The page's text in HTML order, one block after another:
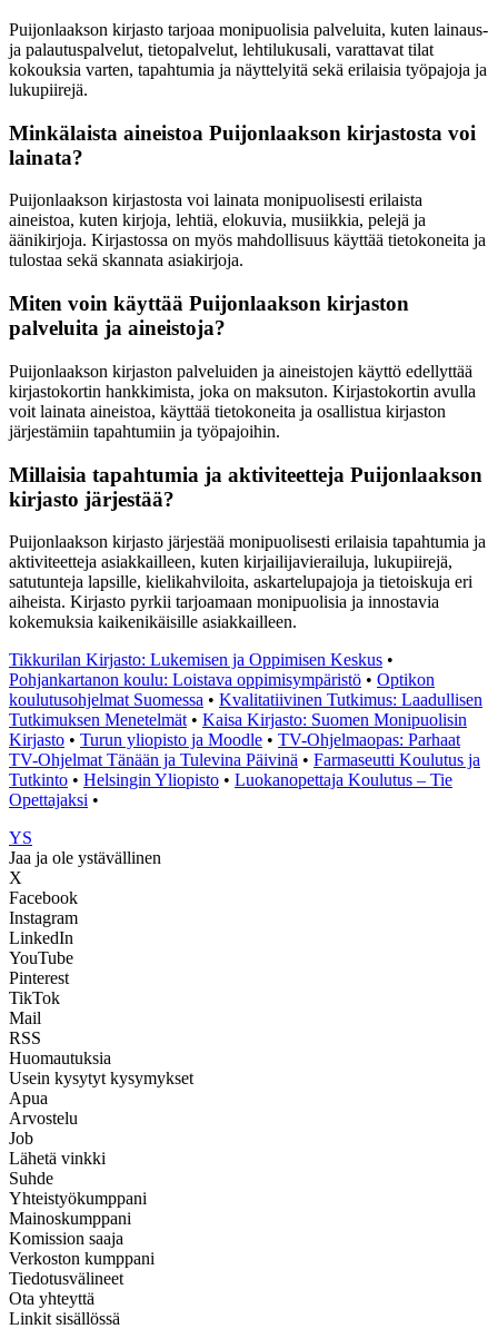
Puijonlaakson kirjasto tarjoaa monipuolisia palveluita, kuten lainaus-
ja palautuspalvelut, tietopalvelut, lehtilukusali, varattavat tilat
kokouksia varten, tapahtumia ja näyttelyitä sekä erilaisia työpajoja ja
lukupiirejä.
Minkälaista aineistoa Puijonlaakson kirjastosta voi
lainata?
Puijonlaakson kirjastosta voi lainata monipuolisesti erilaista
aineistoa, kuten kirjoja, lehtiä, elokuvia, musiikkia, pelejä ja
äänikirjoja. Kirjastossa on myös mahdollisuus käyttää tietokoneita ja
tulostaa sekä skannata asiakirjoja.
Miten voin käyttää Puijonlaakson kirjaston
palveluita ja aineistoja?
Puijonlaakson kirjaston palveluiden ja aineistojen käyttö edellyttää
kirjastokortin hankkimista, joka on maksuton. Kirjastokortin avulla
voit lainata aineistoa, käyttää tietokoneita ja osallistua kirjaston
järjestämiin tapahtumiin ja työpajoihin.
Millaisia tapahtumia ja aktiviteetteja Puijonlaakson
kirjasto järjestää?
Puijonlaakson kirjasto järjestää monipuolisesti erilaisia tapahtumia ja
aktiviteetteja asiakkailleen, kuten kirjailijavierailuja, lukupiirejä,
satutunteja lapsille, kielikahviloita, askartelupajoja ja tietoiskuja eri
aiheista. Kirjasto pyrkii tarjoamaan monipuolisia ja innostavia
kokemuksia kaikenikäisille asiakkailleen.
Tikkurilan Kirjasto: Lukemisen ja Oppimisen Keskus •
Pohjankartanon koulu: Loistava oppimisympäristö • Optikon
koulutusohjelmat Suomessa • Kvalitatiivinen Tutkimus: Laadullisen
Tutkimuksen Menetelmät • Kaisa Kirjasto: Suomen Monipuolisin
Kirjasto • Turun yliopisto ja Moodle • TV-Ohjelmaopas: Parhaat
TV-Ohjelmat Tänään ja Tulevina Päivinä • Farmaseutti Koulutus ja
Tutkinto • Helsingin Yliopisto • Luokanopettaja Koulutus – Tie
Opettajaksi •
YS
Jaa ja ole ystävällinen
X
Facebook
Instagram
LinkedIn
YouTube
Pinterest
TikTok
Mail
RSS
Huomautuksia
Usein kysytyt kysymykset
Apua
Arvostelu
Job
Lähetä vinkki
Suhde
Yhteistyökumppani
Mainoskumppani
Komission saaja
Verkoston kumppani
Tiedotusvälineet
Ota yhteyttä
Linkit sisällössä